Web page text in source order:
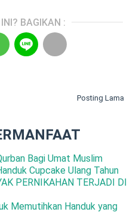
BAGIKAN :
Posting Lama
Bagi Umat Muslim
Cupcake Ulang Tahun
PERNIKAHAN TERJADI DI
Memutihkan Handuk yang